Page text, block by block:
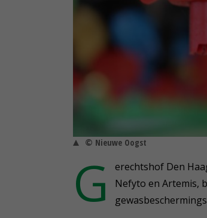
© Nieuwe Oogst
G
erechtshof Den
Nefyto en Artemis,